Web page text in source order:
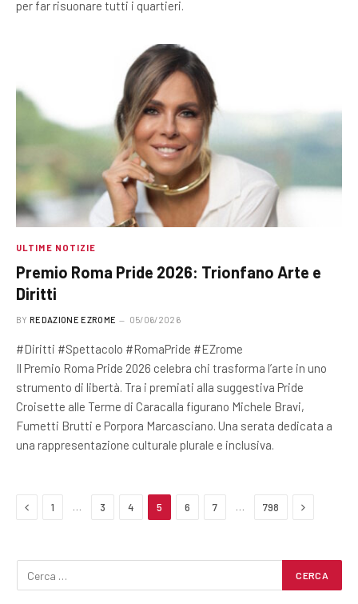
per far risuonare tutti i quartieri.
ULTIME NOTIZIE
Premio Roma Pride 2026: Trionfano Arte e
Diritti
BY REDAZIONE EZROME 05/06/2026
#Diritti #Spettacolo #RomaPride #EZrome
Il Premio Roma Pride 2026 celebra chi trasforma l’arte in uno
strumento di libertà. Tra i premiati alla suggestiva Pride
Croisette alle Terme di Caracalla figurano Michele Bravi,
Fumetti Brutti e Porpora Marcasciano. Una serata dedicata a
una rappresentazione culturale plurale e inclusiva.
Previous
1 3 4 5 6 7 798 Next